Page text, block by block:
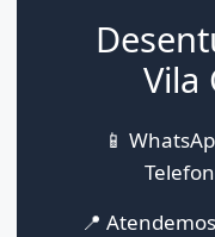
Vila
📱
📍